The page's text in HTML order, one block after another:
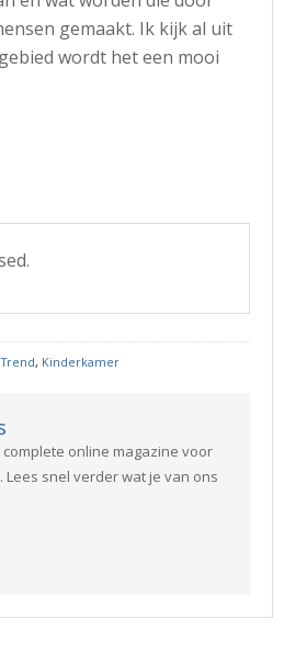
gemaakt. Ik kijk al uit
wordt het een mooi
Trend, Kinderkamer
online magazine voor
snel verder wat je van ons